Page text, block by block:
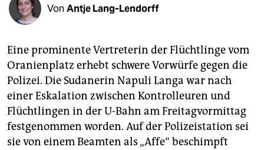
unterstützen
genossenschaft
epaper login
Von Antje Lang-Lendorff
Eine prominente Vertreterin der Flüchtlinge vom
Oranienplatz erhebt schwere Vorwürfe gegen die
Polizei. Die Sudanerin Napuli Langa war nach
einer Eskalation zwischen Kontrolleuren und
Flüchtlingen in der U-Bahn am Freitagvormittag
festgenommen worden. Auf der Polizeistation sei
sie von einem Beamten als „Affe“ beschimpft